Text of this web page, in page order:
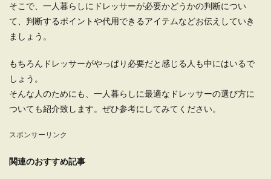
そこで、一人暮らしにドレッサーが必要かどうかの判断につい
て、判断するポイントや代用できるアイテムなどお伝えしていき
ましょう。
もちろんドレッサーがやっぱり必要だと感じる人も中にはいるで
しょう。
そんな人のためにも、一人暮らしに最適なドレッサーの選び方に
ついても紹介致します。ぜひ参考にしてみてください。
スポンサーリンク
関連のおすすめ記事